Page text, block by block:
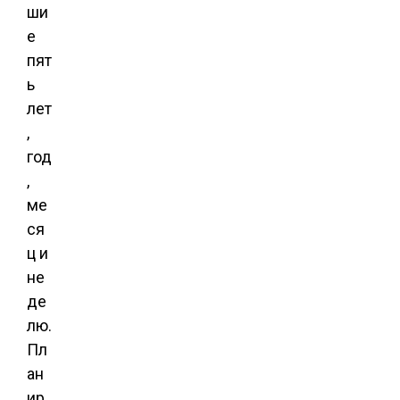
ши
е
пят
ь
лет
,
год
,
ме
ся
ц и
не
де
лю.
Пл
ан